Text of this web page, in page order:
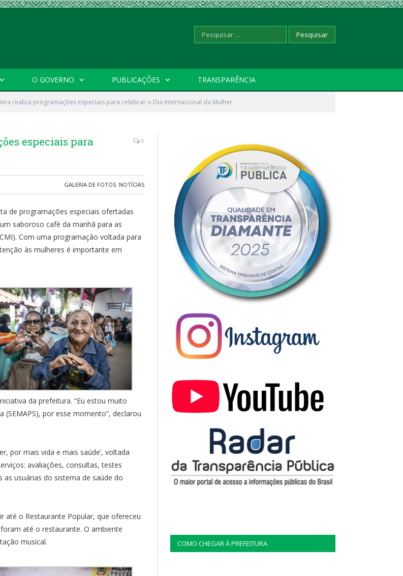
Pesquisar
por:
O GOVERNO PUBLICAÇÕES TRANSPARÊNCIA
realiza programações especiais para celebrar o Dia Internacional da Mulher
especiais para
0
GALERIA DE FOTOS, NOTÍCIAS
de programações especiais ofertadas
saboroso café da manhã para as
Com uma programação voltada para
às mulheres é importante em
da prefeitura. “Eu estou muito
por esse momento”, declarou
por mais vida e mais saúde’, voltada
avaliações, consultas, testes
usuárias do sistema de saúde do
até o Restaurante Popular, que ofereceu
até o restaurante. O ambiente
musical.
COMO CHEGAR À PREFEITURA